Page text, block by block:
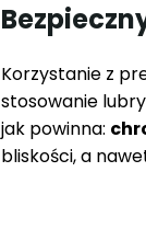
Korzystanie z
stosowanie
jak powinna:
bliskości, a